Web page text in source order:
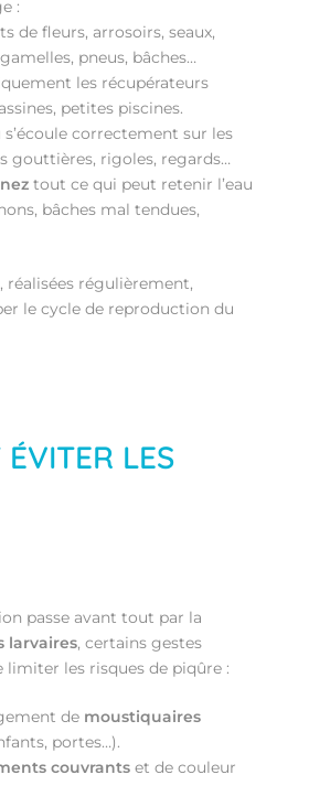
:
de fleurs, arrosoirs, seaux,
pneus, bâches…
les récupérateurs
petites piscines.
s’écoule correctement sur les
gouttières, rigoles, regards…
tout ce qui peut retenir l’eau
bâches mal tendues,
réalisées régulièrement,
le cycle de reproduction du
LES
passe avant tout par la
larvaires, certains gestes
les risques de piqûre :
de moustiquaires
portes…).
couvrants et de couleur